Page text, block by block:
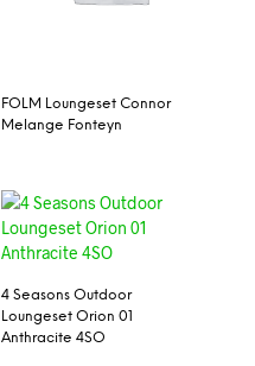
FOLM Loungeset Connor
Melange Fonteyn
4 Seasons Outdoor
Loungeset Orion 01
Anthracite 4SO